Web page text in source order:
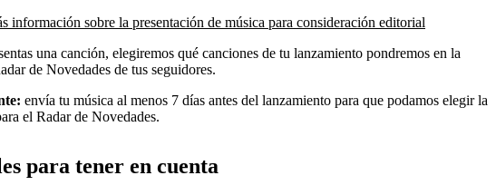
información sobre la presentación de música para consideración editorial
una canción, elegiremos qué canciones de tu lanzamiento pondremos en la
de Novedades de tus seguidores.
envía tu música al menos 7 días antes del lanzamiento para que podamos elegir la
el Radar de Novedades.
para tener en cuenta